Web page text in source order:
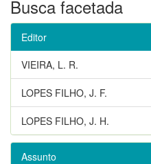
Busca facetada
Editor
VIEIRA, L. R.
LOPES FILHO, J. F.
LOPES FILHO, J. H.
Assunto